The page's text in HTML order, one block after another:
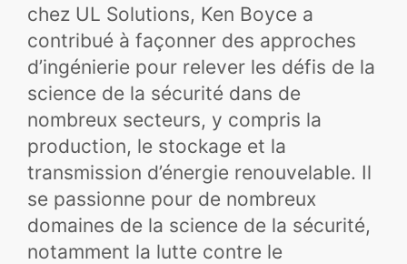
chez UL Solutions, Ken Boyce a
contribué à façonner des approches
d’ingénierie pour relever les défis de la
science de la sécurité dans de
nombreux secteurs, y compris la
production, le stockage et la
transmission d’énergie renouvelable. Il
se passionne pour de nombreux
domaines de la science de la sécurité,
notamment la lutte contre le